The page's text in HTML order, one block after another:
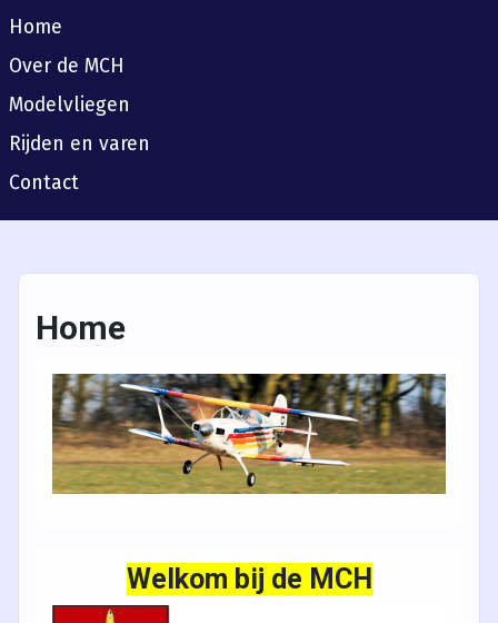
Home
Over de MCH
Modelvliegen
Rijden en varen
Contact
Home
Welkom bij de MCH